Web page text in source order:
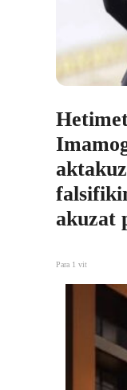
akuzat
Para 1 vit